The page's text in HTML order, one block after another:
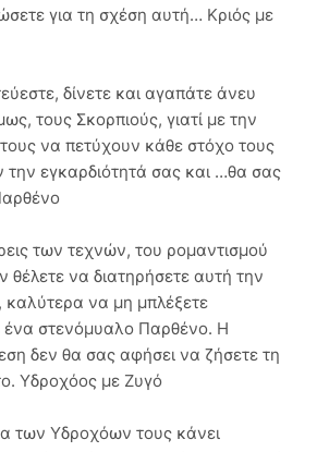
για τη σχέση αυτή… Κριός με
δίνετε και αγαπάτε άνευ
τους Σκορπιούς, γιατί με την
να πετύχουν κάθε στόχο τους
την εγκαρδιότητά σας και …θα σας
των τεχνών, του ρομαντισμού
θέλετε να διατηρήσετε αυτή την
να μη μπλέξετε
ένα στενόμυαλο Παρθένο. Η
δεν θα σας αφήσει να ζήσετε τη
Υδροχόος με Ζυγό
των Υδροχόων τους κάνει